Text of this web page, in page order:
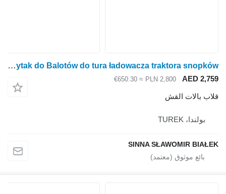
Chwytak do Balotów do tura ładowacza traktora snopków
AED 2,759
PLN 2,800
≈ €650.30
قلاب بالات القش
بولندا، TUREK
SINNA SŁAWOMIR BIAŁEK